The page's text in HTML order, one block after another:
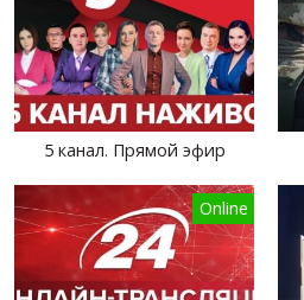
5 канал. Прямой эфир
Online